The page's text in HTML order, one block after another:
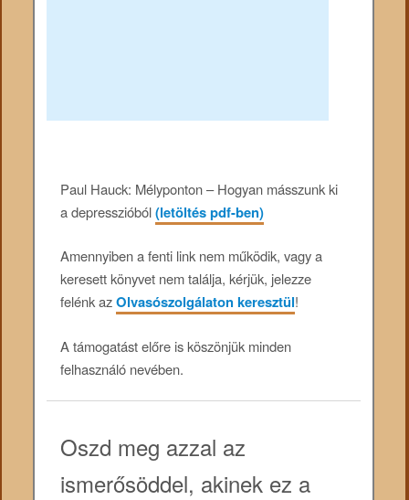
Paul Hauck: Mélyponton – Hogyan másszunk ki
a depresszióból(letöltés pdf-ben)
Amennyiben a fenti link nem működik, vagy a
keresett könyvet nem találja, kérjük, jelezze
felénk azOlvasószolgálaton keresztül!
A támogatást előre is köszönjük minden
felhasználó nevében.
Oszd meg azzal az
ismerősöddel, akinek ez a